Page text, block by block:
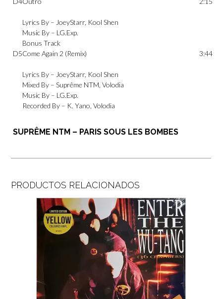
Lyrics By – JoeyStarr, Kool Shen
Music By – LG.Exp.
Bonus Track
D5Come Again 2 (Remix)
Lyrics By – JoeyStarr, Kool Shen
Mixed By –Suprême NTM,Volodia
Music By – LG.Exp.
Recorded By – K. Yano,Volodia
3:44
SUPRÊME NTM – PARIS SOUS LES BOMBES
PRODUCTOS RELACIONADOS